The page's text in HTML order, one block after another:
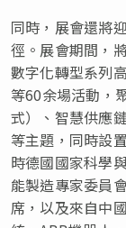
同時，展會還將
徑。展會期間，
數字化轉型系列
等60余場活動，
式）、智慧供應
等主題，同時設
時德國國家科學
能製造專家委員
席，以及來自中